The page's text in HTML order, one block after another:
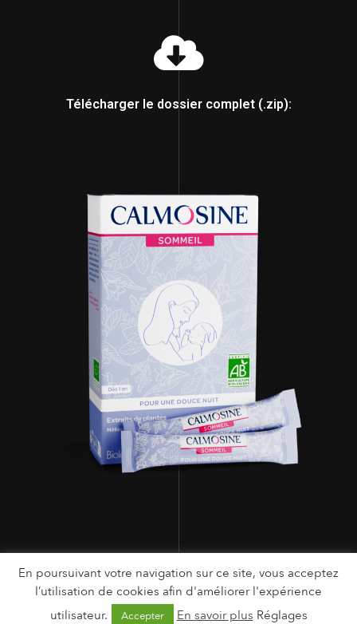
Télécharger le dossier complet (.zip):
En poursuivant votre navigation sur ce site, vous acceptez
l’utilisation de cookies afin d'améliorer l'expérience
utilisateur.
Accepter En savoir plus Réglages